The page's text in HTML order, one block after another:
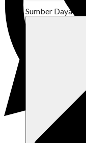
Sumber Daya